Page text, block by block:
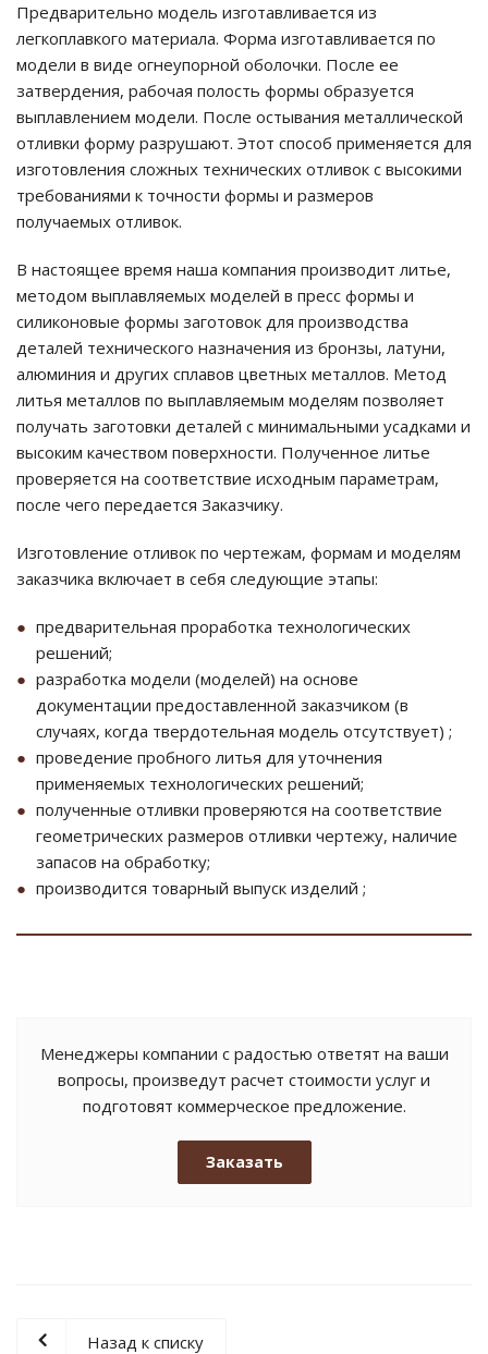
Предварительно модель изготавливается из
легкоплавкого материала. Форма изготавливается по
модели в виде огнеупорной оболочки. После ее
затвердения, рабочая полость формы образуется
выплавлением модели. После остывания металлической
отливки форму разрушают. Этот способ применяется для
изготовления сложных технических отливок с высокими
требованиями к точности формы и размеров
получаемых отливок.
В настоящее время наша компания производит литье,
методом выплавляемых моделей в пресс формы и
силиконовые формы заготовок для производства
деталей технического назначения из бронзы, латуни,
алюминия и других сплавов цветных металлов. Метод
литья металлов по выплавляемым моделям позволяет
получать заготовки деталей с минимальными усадками и
высоким качеством поверхности. Полученное литье
проверяется на соответствие исходным параметрам,
после чего передается Заказчику.
Изготовление отливок по чертежам, формам и моделям
заказчика включает в себя следующие этапы:
предварительная проработка технологических
решений;
разработка модели (моделей) на основе
документации предоставленной заказчиком (в
случаях, когда твердотельная модель отсутствует) ;
проведение пробного литья для уточнения
применяемых технологических решений;
полученные отливки проверяются на соответствие
геометрических размеров отливки чертежу, наличие
запасов на обработку;
производится товарный выпуск изделий ;
Менеджеры компании с радостью ответят на ваши
вопросы, произведут расчет стоимости услуг и
подготовят коммерческое предложение.
Заказать
Назад к списку